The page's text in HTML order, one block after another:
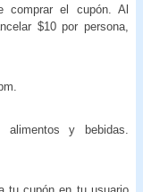
comprar el cupón. Al
$10 por persona,
y bebidas.